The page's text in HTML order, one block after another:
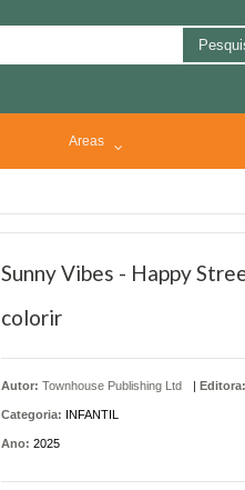
Areas
Sunny Vibes - Happy
colorir
Autor: Townhouse Publishing Ltd | Editora:
Categoria: INFANTIL
Ano: 2025